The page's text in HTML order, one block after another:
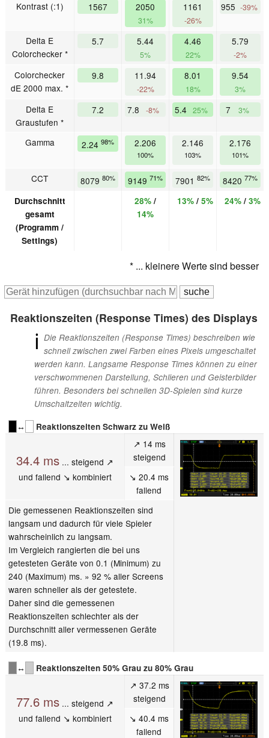
Kontrast (:1) 1567 2050
31%
1161
-26%
955 -39%
Delta E
Colorchecker *
5.7 5.44
5%
4.46
22%
5.79
-2%
Colorchecker
dE 2000 max. *
9.8 11.94
-22%
8.01
18%
9.54
3%
Delta E
Graustufen *
7.2 7.8 -8% 5.4 25% 7 3%
Gamma 2.24 98% 2.206
100%
2.146
103%
2.176
101%
CCT 8079 80% 9149 71% 7901 82% 8420 77%
Durchschnitt
gesamt
(Programm /
Settings)
28% /
14%
13%/ 5% 24%/ 3%
* ... kleinere Werte sind besser
Reaktionszeiten (Response Times) des Displays
ℹ Die Reaktionszeiten (Response Times) beschreiben wie
schnell zwischen zwei Farben eines Pixels umgeschaltet
werden kann. Langsame Response Times können zu einer
verschwommenen Darstellung, Schlieren und Geisterbilder
führen. Besonders bei schnellen 3D-Spielen sind kurze
Umschaltzeiten wichtig.
↔
Reaktionszeiten Schwarz zu Weiß
34.4 ms ... steigend ↗
und fallend ↘ kombiniert
↗ 14 ms
steigend
↘ 20.4 ms
fallend
Die gemessenen Reaktionszeiten sind
langsam und dadurch für viele Spieler
wahrscheinlich zu langsam.
Im Vergleich rangierten die bei uns
getesteten Geräte von 0.1 (Minimum) zu
240 (Maximum) ms. » 92 % aller Screens
waren schneller als der getestete.
Daher sind die gemessenen
Reaktionszeiten schlechter als der
Durchschnitt aller vermessenen Geräte
(19.8 ms).
↔ Reaktionszeiten 50% Grau zu 80% Grau
77.6 ms ... steigend ↗
und fallend ↘ kombiniert
↗ 37.2 ms
steigend
↘ 40.4 ms
fallend